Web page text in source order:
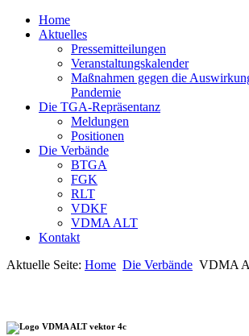
Home
Aktuelles
Pressemitteilungen
Veranstaltungskalender
Maßnahmen gegen die
Pandemie
Die TGA-Repräsentanz
Meldungen
Positionen
Die Verbände
BTGA
FGK
RLT
VDKF
VDMA ALT
Kontakt
Aktuelle Seite: Home Die Verbände VDMA